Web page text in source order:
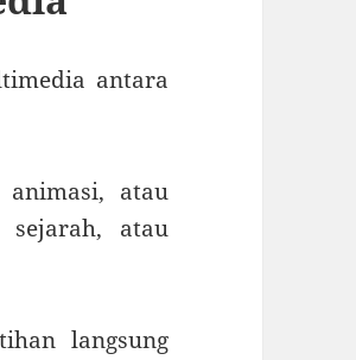
antara
animasi, atau
sejarah, atau
langsung